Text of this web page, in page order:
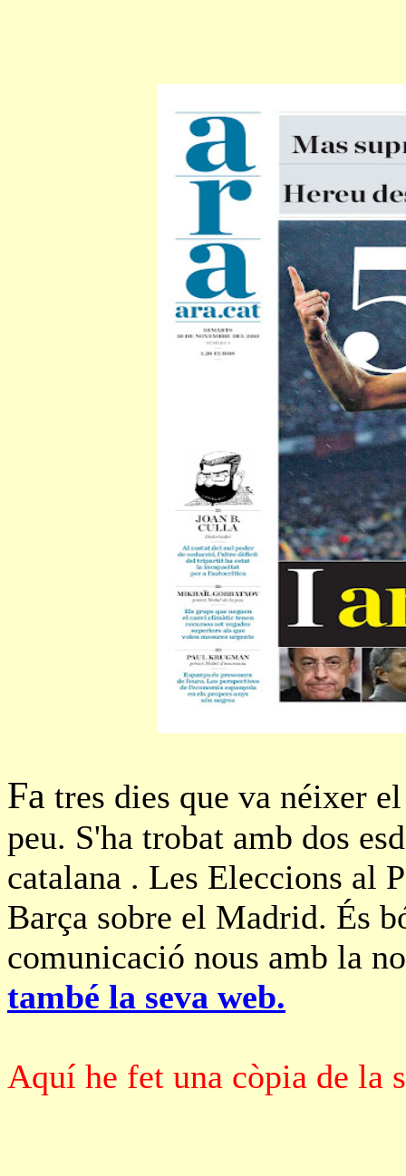
Fa tres dies que va néixer
peu. S'ha trobat amb dos
catalana . Les Eleccions al
Barça sobre el Madrid. És
comunicació nous amb la
també la seva web.
Aquí he fet una còpia de la